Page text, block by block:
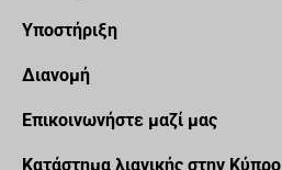
Υποστήριξη
Διανομή
Επικοινωνήστε μαζί μας
Κατάστημα λιανικής στην Κύπρο